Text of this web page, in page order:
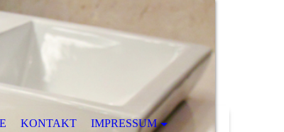
KONTAKT IMPRESSUM